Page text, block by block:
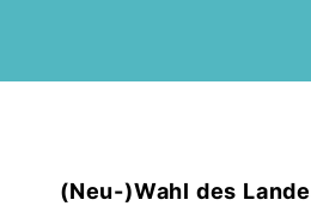
(Neu-)Wahl des